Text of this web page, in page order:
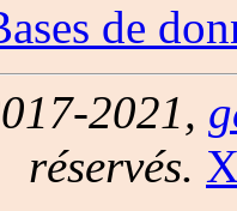
de
2021,
réservés.